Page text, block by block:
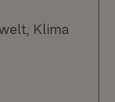
Klima